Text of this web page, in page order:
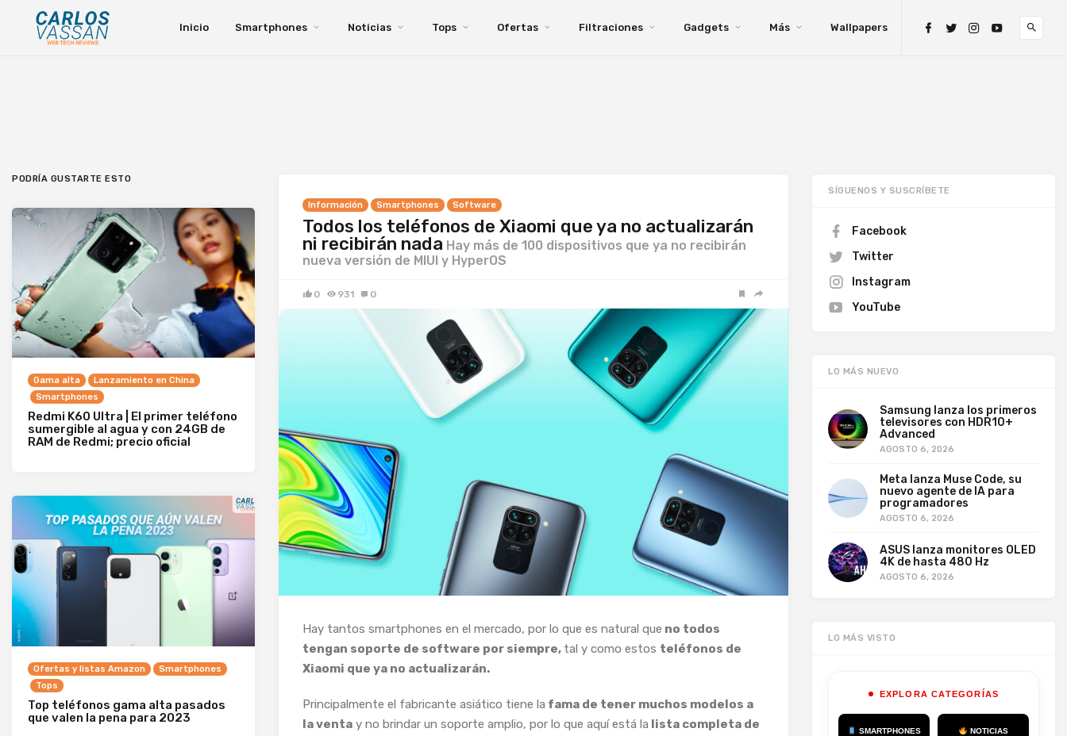
Inicio Smartphones Noticias Tops Ofertas Filtraciones Gadgets Más Wallpapers
Información Smartphones Software
Todos los teléfonos de Xiaomi que ya no actualizarán
ni recibirán nada Hay más de 100 dispositivos que ya no recibirán
nueva versión de MIUI y HyperOS
0 931 0
Hay tantos smartphones en el mercado, por lo que es natural que no todos
tengan soporte de software por siempre, tal y como estos teléfonos de
Xiaomi que ya no actualizarán.
Principalmente el fabricante asiático tiene la fama de tener muchos modelos a
la venta y no brindar un soporte amplio, por lo que aquí está la lista completa de
PODRÍA GUSTARTE ESTO
Gama alta
Lanzamiento en China
Smartphones
Redmi K60 Ultra | El primer teléfono
sumergible al agua y con 24GB de
RAM de Redmi; precio oficial
Ofertas y listas Amazon
Smartphones
Tops
Top teléfonos gama alta pasados
que valen la pena para 2023
SÍGUENOS Y SUSCRÍBETE
Facebook
Twitter
Instagram
YouTube
LO MÁS NUEVO
Samsung lanza los primeros
televisores con HDR10+
Advanced
AGOSTO 6, 2026
Meta lanza Muse Code, su
nuevo agente de IA para
programadores
AGOSTO 6, 2026
ASUS lanza monitores OLED
4K de hasta 480 Hz
AGOSTO 6, 2026
LO MÁS VISTO
EXPLORA CATEGORÍAS
SMARTPHONES NOTICIAS